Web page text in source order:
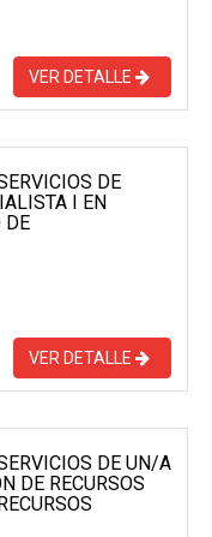
VER DETALLE
DE
I EN
DE
VER DETALLE
DE UN/A
DE RECURSOS